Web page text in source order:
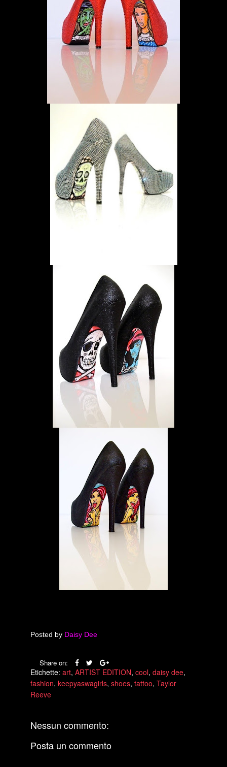
Posted by Daisy Dee
Share on:
Etichette: art, ARTIST EDITION, cool, daisy dee,
fashion, keepyaswagirls, shoes, tattoo, Taylor
Reeve
Nessun commento:
Posta un commento